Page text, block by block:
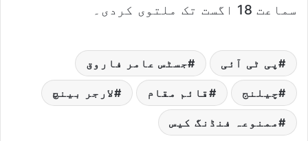
سماعت 18 اگست تک ملتوی کردی۔
پی ٹی آئی جسٹس عامر فاروق
چیلنج قائم مقام لارجر بینچ
ممنوعہ فنڈنگ کیس